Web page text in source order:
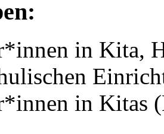
in Kita,
in Kitas